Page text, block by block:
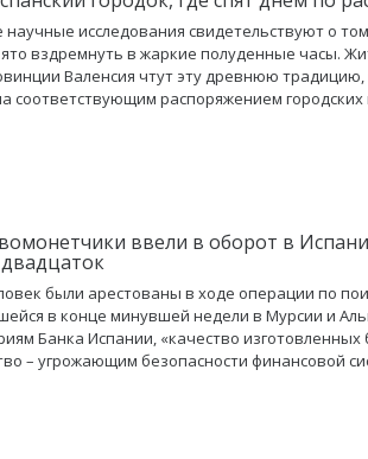
научные исследования свидетельствуют о
вздремнуть в жаркие полуденные часы.
Валенсия чтут эту древнюю традицию,
соответствующим распоряжением городских
ввели в оборот в
были арестованы в ходе операции по
в конце минувшей недели в Мурсии и
Банка Испании, «качество
– угрожающим безопасности финансовой